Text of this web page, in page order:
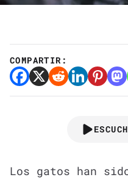
COMPARTIR:
Los gatos han